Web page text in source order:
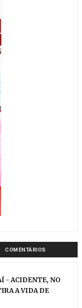
COMENTÁRIOS
- ACIDENTE, NO
A VIDA DE